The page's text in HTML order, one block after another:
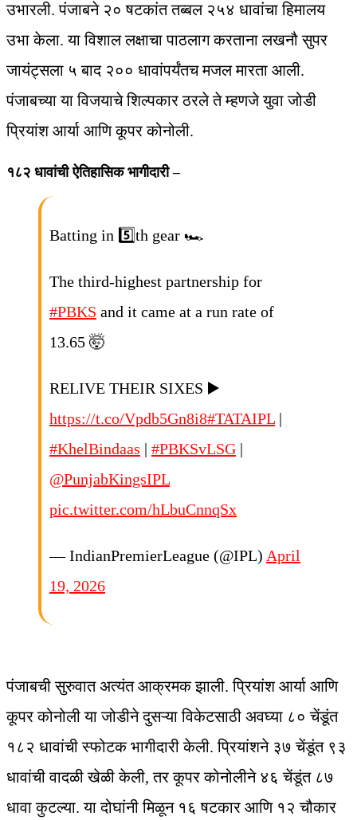
उभारली. पंजाबने २० षटकांत तब्बल २५४ धावांचा हिमालय
उभा केला. या विशाल लक्षाचा पाठलाग करताना लखनौ सुपर
जायंट्सला ५ बाद २०० धावांपर्यंतच मजल मारता आली.
पंजाबच्या या विजयाचे शिल्पकार ठरले ते म्हणजे युवा जोडी
प्रियांश आर्या आणि कूपर कोनोली.
१८२ धावांची ऐतिहासिक भागीदारी –
Batting in 5️⃣th gear 🏎️
The third-highest partnership for
#PBKS and it came at a run rate of
13.65 🤯
RELIVE THEIR SIXES ▶️
https://t.co/Vpdb5Gn8i8#TATAIPL |
#KhelBindaas | #PBKSvLSG |
@PunjabKingsIPL
pic.twitter.com/hLbuCnnqSx
— IndianPremierLeague (@IPL) April
19, 2026
पंजाबची सुरुवात अत्यंत आक्रमक झाली. प्रियांश आर्या आणि
कूपर कोनोली या जोडीने दुसऱ्या विकेटसाठी अवघ्या ८० चेंडूंत
१८२ धावांची स्फोटक भागीदारी केली. प्रियांशने ३७ चेंडूंत ९३
धावांची वादळी खेळी केली, तर कूपर कोनोलीने ४६ चेंडूंत ८७
धावा कुटल्या. या दोघांनी मिळून १६ षटकार आणि १२ चौकार